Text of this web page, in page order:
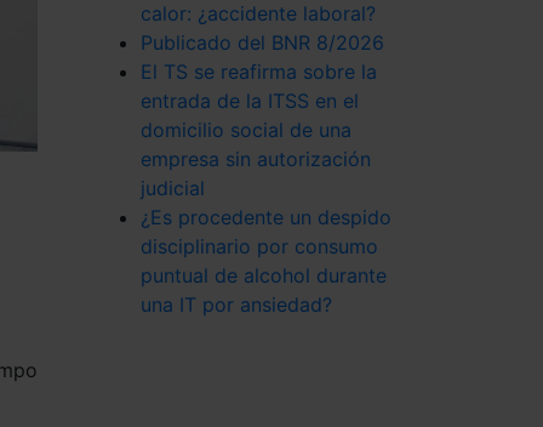
calor: ¿accidente laboral?
Publicado del BNR 8/2026
El TS se reafirma sobre la
entrada de la ITSS en el
domicilio social de una
empresa sin autorización
judicial
¿Es procedente un despido
disciplinario por consumo
puntual de alcohol durante
una IT por ansiedad?